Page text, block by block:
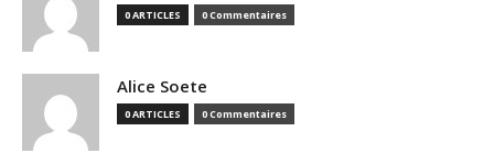
0 ARTICLES 0 Commentaires
Alice Soete
0 ARTICLES 0 Commentaires